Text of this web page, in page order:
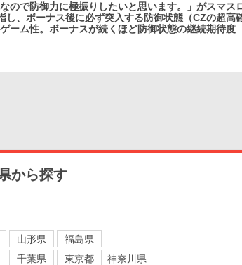
ので防御力に極振りしたいと思います。」がスマ
し、ボーナス後に必ず突入する防御状態（CZの超高
ーム性。ボーナスが続くほど防御状態の継続期待度
から探す
山形県
福島県
千葉県 東京都
神奈川県